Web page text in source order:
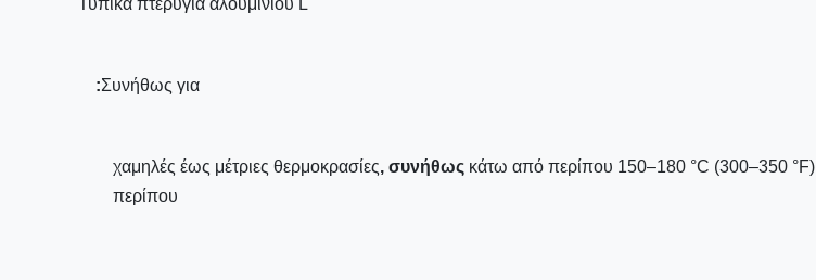
Τυπικά πτερύγια αλουμινίου L
:Συνήθως για
χαμηλές έως μέτριες θερμοκρασίες, συνήθως κάτω από περίπου 150–180 °C (300–350 °F)
περίπου